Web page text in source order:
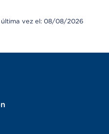
vez el: 08/08/2026